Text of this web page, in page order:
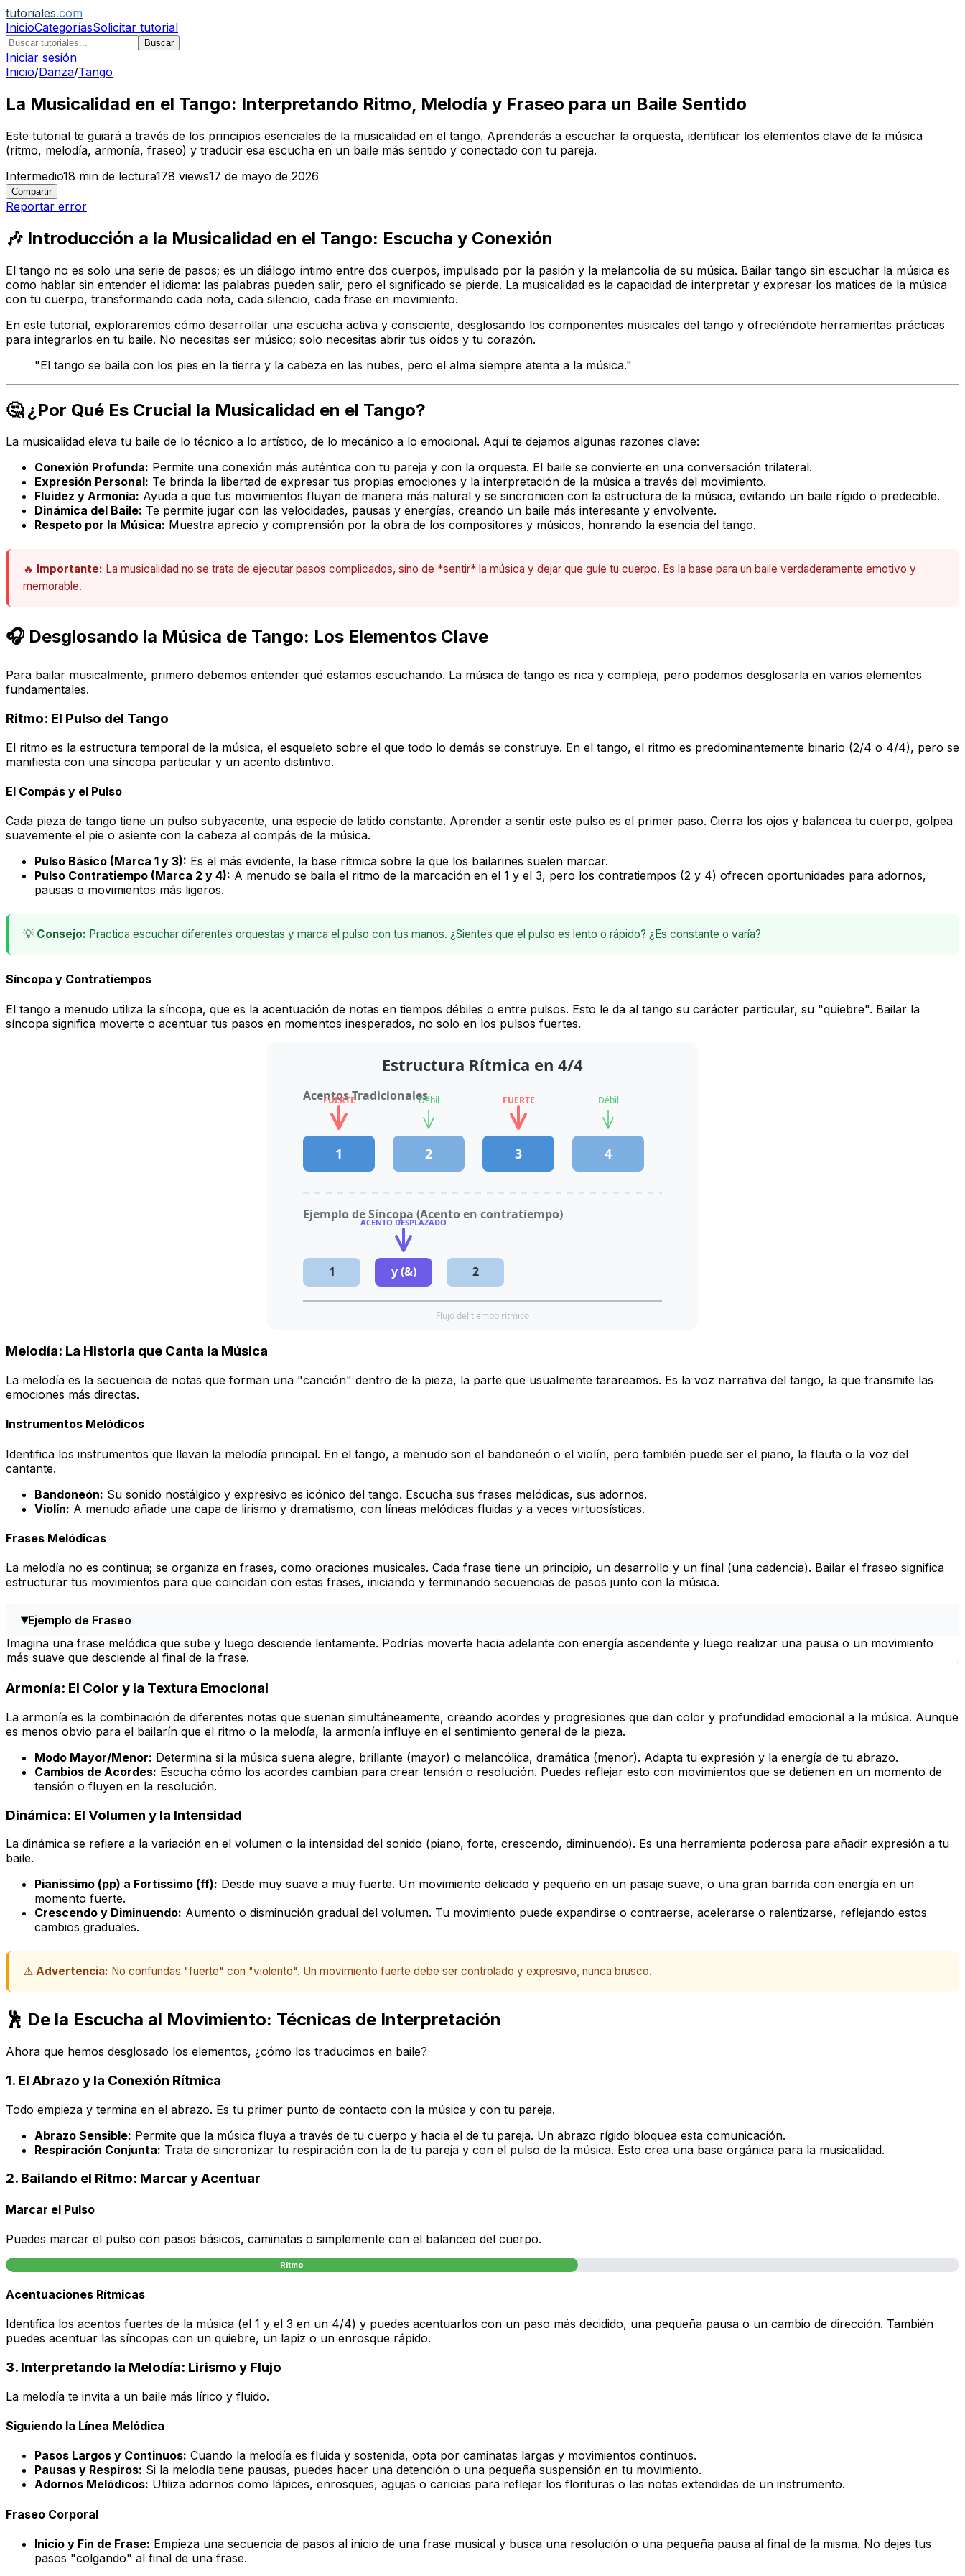
tutoriales.com
InicioCategoríasSolicitar tutorial
Buscar
Iniciar sesión
Inicio/Danza/Tango
La Musicalidad en el Tango: Interpretando Ritmo, Melodía y Fraseo para un Baile Sentido
Este tutorial te guiará a través de los principios esenciales de la musicalidad en el tango. Aprenderás a escuchar la orquesta, identificar los elementos clave de la música
(ritmo, melodía, armonía, fraseo) y traducir esa escucha en un baile más sentido y conectado con tu pareja.
Intermedio18 min de lectura178 views17 de mayo de 2026
Compartir
Reportar error
🎶 Introducción a la Musicalidad en el Tango: Escucha y Conexión
El tango no es solo una serie de pasos; es un diálogo íntimo entre dos cuerpos, impulsado por la pasión y la melancolía de su música. Bailar tango sin escuchar la música es
como hablar sin entender el idioma: las palabras pueden salir, pero el significado se pierde. La musicalidad es la capacidad de interpretar y expresar los matices de la música
con tu cuerpo, transformando cada nota, cada silencio, cada frase en movimiento.
En este tutorial, exploraremos cómo desarrollar una escucha activa y consciente, desglosando los componentes musicales del tango y ofreciéndote herramientas prácticas
para integrarlos en tu baile. No necesitas ser músico; solo necesitas abrir tus oídos y tu corazón.
"El tango se baila con los pies en la tierra y la cabeza en las nubes, pero el alma siempre atenta a la música."
🤔 ¿Por Qué Es Crucial la Musicalidad en el Tango?
La musicalidad eleva tu baile de lo técnico a lo artístico, de lo mecánico a lo emocional. Aquí te dejamos algunas razones clave:
Conexión Profunda: Permite una conexión más auténtica con tu pareja y con la orquesta. El baile se convierte en una conversación trilateral.
Expresión Personal: Te brinda la libertad de expresar tus propias emociones y la interpretación de la música a través del movimiento.
Fluidez y Armonía: Ayuda a que tus movimientos fluyan de manera más natural y se sincronicen con la estructura de la música, evitando un baile rígido o predecible.
Dinámica del Baile: Te permite jugar con las velocidades, pausas y energías, creando un baile más interesante y envolvente.
Respeto por la Música: Muestra aprecio y comprensión por la obra de los compositores y músicos, honrando la esencia del tango.
🔥 Importante: La musicalidad no se trata de ejecutar pasos complicados, sino de *sentir* la música y dejar que guíe tu cuerpo. Es la base para un baile verdaderamente emotivo y
memorable.
🎧 Desglosando la Música de Tango: Los Elementos Clave
Para bailar musicalmente, primero debemos entender qué estamos escuchando. La música de tango es rica y compleja, pero podemos desglosarla en varios elementos
fundamentales.
Ritmo: El Pulso del Tango
El ritmo es la estructura temporal de la música, el esqueleto sobre el que todo lo demás se construye. En el tango, el ritmo es predominantemente binario (2/4 o 4/4), pero se
manifiesta con una síncopa particular y un acento distintivo.
El Compás y el Pulso
Cada pieza de tango tiene un pulso subyacente, una especie de latido constante. Aprender a sentir este pulso es el primer paso. Cierra los ojos y balancea tu cuerpo, golpea
suavemente el pie o asiente con la cabeza al compás de la música.
Pulso Básico (Marca 1 y 3): Es el más evidente, la base rítmica sobre la que los bailarines suelen marcar.
Pulso Contratiempo (Marca 2 y 4): A menudo se baila el ritmo de la marcación en el 1 y el 3, pero los contratiempos (2 y 4) ofrecen oportunidades para adornos,
pausas o movimientos más ligeros.
💡 Consejo: Practica escuchar diferentes orquestas y marca el pulso con tus manos. ¿Sientes que el pulso es lento o rápido? ¿Es constante o varía?
Síncopa y Contratiempos
El tango a menudo utiliza la síncopa, que es la acentuación de notas en tiempos débiles o entre pulsos. Esto le da al tango su carácter particular, su "quiebre". Bailar la
síncopa significa moverte o acentuar tus pasos en momentos inesperados, no solo en los pulsos fuertes.
Estructura Rítmica en 4/4
Acentos Tradicionales
1
FUERTE
2
Débil
3
FUERTE
4
Débil
Ejemplo de Síncopa (Acento en contratiempo)
1 y (&)
ACENTO DESPLAZADO
2
Flujo del tiempo rítmico
Melodía: La Historia que Canta la Música
La melodía es la secuencia de notas que forman una "canción" dentro de la pieza, la parte que usualmente tarareamos. Es la voz narrativa del tango, la que transmite las
emociones más directas.
Instrumentos Melódicos
Identifica los instrumentos que llevan la melodía principal. En el tango, a menudo son el bandoneón o el violín, pero también puede ser el piano, la flauta o la voz del
cantante.
Bandoneón: Su sonido nostálgico y expresivo es icónico del tango. Escucha sus frases melódicas, sus adornos.
Violín: A menudo añade una capa de lirismo y dramatismo, con líneas melódicas fluidas y a veces virtuosísticas.
Frases Melódicas
La melodía no es continua; se organiza en frases, como oraciones musicales. Cada frase tiene un principio, un desarrollo y un final (una cadencia). Bailar el fraseo significa
estructurar tus movimientos para que coincidan con estas frases, iniciando y terminando secuencias de pasos junto con la música.
Ejemplo de Fraseo
Imagina una frase melódica que sube y luego desciende lentamente. Podrías moverte hacia adelante con energía ascendente y luego realizar una pausa o un movimiento
más suave que desciende al final de la frase.
Armonía: El Color y la Textura Emocional
La armonía es la combinación de diferentes notas que suenan simultáneamente, creando acordes y progresiones que dan color y profundidad emocional a la música. Aunque
es menos obvio para el bailarín que el ritmo o la melodía, la armonía influye en el sentimiento general de la pieza.
Modo Mayor/Menor: Determina si la música suena alegre, brillante (mayor) o melancólica, dramática (menor). Adapta tu expresión y la energía de tu abrazo.
Cambios de Acordes: Escucha cómo los acordes cambian para crear tensión o resolución. Puedes reflejar esto con movimientos que se detienen en un momento de
tensión o fluyen en la resolución.
Dinámica: El Volumen y la Intensidad
La dinámica se refiere a la variación en el volumen o la intensidad del sonido (piano, forte, crescendo, diminuendo). Es una herramienta poderosa para añadir expresión a tu
baile.
Pianissimo (pp) a Fortissimo (ff): Desde muy suave a muy fuerte. Un movimiento delicado y pequeño en un pasaje suave, o una gran barrida con energía en un
momento fuerte.
Crescendo y Diminuendo: Aumento o disminución gradual del volumen. Tu movimiento puede expandirse o contraerse, acelerarse o ralentizarse, reflejando estos
cambios graduales.
⚠️ Advertencia: No confundas "fuerte" con "violento". Un movimiento fuerte debe ser controlado y expresivo, nunca brusco.
🕺 De la Escucha al Movimiento: Técnicas de Interpretación
Ahora que hemos desglosado los elementos, ¿cómo los traducimos en baile?
1. El Abrazo y la Conexión Rítmica
Todo empieza y termina en el abrazo. Es tu primer punto de contacto con la música y con tu pareja.
Abrazo Sensible: Permite que la música fluya a través de tu cuerpo y hacia el de tu pareja. Un abrazo rígido bloquea esta comunicación.
Respiración Conjunta: Trata de sincronizar tu respiración con la de tu pareja y con el pulso de la música. Esto crea una base orgánica para la musicalidad.
2. Bailando el Ritmo: Marcar y Acentuar
Marcar el Pulso
Puedes marcar el pulso con pasos básicos, caminatas o simplemente con el balanceo del cuerpo.
Ritmo
Acentuaciones Rítmicas
Identifica los acentos fuertes de la música (el 1 y el 3 en un 4/4) y puedes acentuarlos con un paso más decidido, una pequeña pausa o un cambio de dirección. También
puedes acentuar las síncopas con un quiebre, un lapiz o un enrosque rápido.
3. Interpretando la Melodía: Lirismo y Flujo
La melodía te invita a un baile más lírico y fluido.
Siguiendo la Línea Melódica
Pasos Largos y Continuos: Cuando la melodía es fluida y sostenida, opta por caminatas largas y movimientos continuos.
Pausas y Respiros: Si la melodía tiene pausas, puedes hacer una detención o una pequeña suspensión en tu movimiento.
Adornos Melódicos: Utiliza adornos como lápices, enrosques, agujas o caricias para reflejar los florituras o las notas extendidas de un instrumento.
Fraseo Corporal
Inicio y Fin de Frase: Empieza una secuencia de pasos al inicio de una frase musical y busca una resolución o una pequeña pausa al final de la misma. No dejes tus
pasos "colgando" al final de una frase.